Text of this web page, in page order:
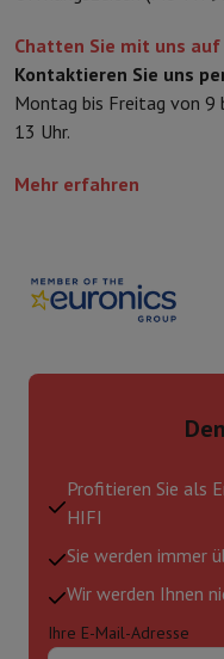
Chatten Sie mit uns
Kontaktieren Sie uns
Montag bis Freitag von 9
13 Uhr.
Mehr erfahren
Profitieren Sie als
HIFI
Sie werden immer
Wir werden Ihnen
Ihre E-Mail-Adresse